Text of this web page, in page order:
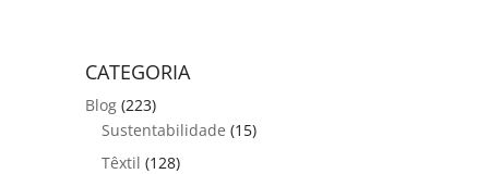
CATEGORIA
Blog (223)
Sustentabilidade (15)
Têxtil (128)